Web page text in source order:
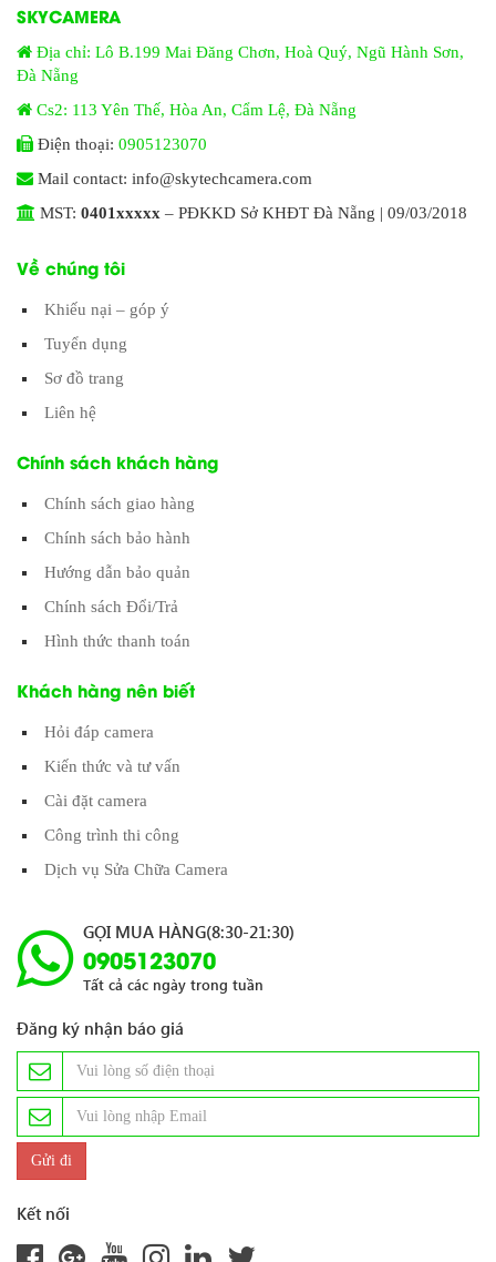
SKYCAMERA
Địa chỉ: Lô B.199 Mai Đăng Chơn, Hoà Quý, Ngũ Hành Sơn,
Đà Nẵng
Cs2: 113 Yên Thế, Hòa An, Cẩm Lệ, Đà Nẵng
Điện thoại: 0905123070
Mail contact: info@skytechcamera.com
MST: 0401xxxxx – PĐKKD Sở KHĐT Đà Nẵng | 09/03/2018
Về chúng tôi
Khiếu nại – góp ý
Tuyển dụng
Sơ đồ trang
Liên hệ
Chính sách khách hàng
Chính sách giao hàng
Chính sách bảo hành
Hướng dẫn bảo quản
Chính sách Đổi/Trả
Hình thức thanh toán
Khách hàng nên biết
Hỏi đáp camera
Kiến thức và tư vấn
Cài đặt camera
Công trình thi công
Dịch vụ Sửa Chữa Camera
GỌI MUA HÀNG(8:30-21:30)
0905123070
Tất cả các ngày trong tuần
Đăng ký nhận báo giá
Kết nối